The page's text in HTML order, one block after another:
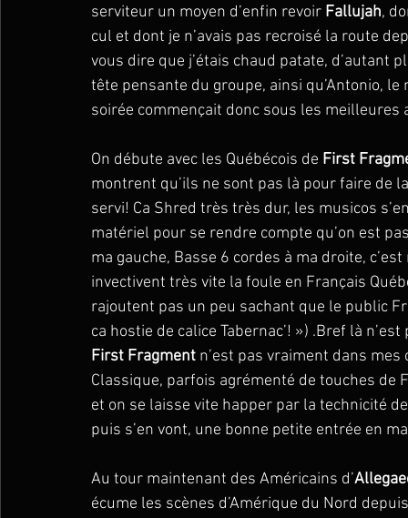
serviteur un moyen d’enfin revoir Fallujah,
cul et dont je n’avais pas recroisé la route
vous dire que j’étais chaud patate, d’autant
tête pensante du groupe, ainsi qu’Antonio,
soirée commençait donc sous les meilleures
On débute avec les Québécois de First
montrent qu’ils ne sont pas là pour faire de
servi! Ca Shred très très dur, les musicos
matériel pour se rendre compte qu’on est
ma gauche, Basse 6 cordes à ma droite,
invectivent très vite la foule en Français
rajoutent pas un peu sachant que le public
ca hostie de calice Tabernac’! ») .Bref là
First Fragment n’est pas vraiment dans
Classique, parfois agrémenté de touches
et on se laisse vite happer par la technicité
puis s’en vont, une bonne petite entrée en
Au tour maintenant des Américains d’
écume les scènes d’Amérique du Nord